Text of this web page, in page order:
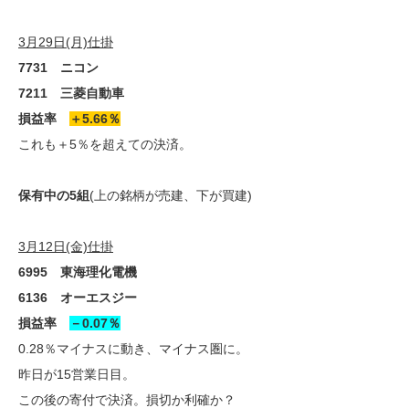
3月29日(月)仕掛
7731 ニコン
7211 三菱自動車
損益率
＋5.66％
これも＋5％を超えての決済。
保有中の5組 (上の銘柄が売建、下が買建)
3月12日(金)仕掛
6995 東海理化電機
6136 オーエスジー
損益率
－0.07％
0.28％マイナスに動き、マイナス圏に。
昨日が15営業日目。
この後の寄付で決済。損切か利確か？